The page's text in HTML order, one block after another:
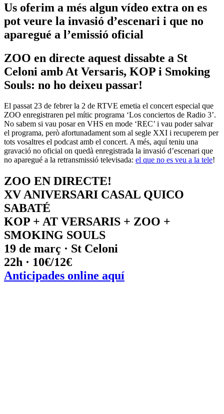
Us oferim a més algun vídeo extra on es
pot veure la invasió d’escenari i que no
aparegué a l’emissió oficial
ZOO en directe aquest dissabte a St
Celoni amb At Versaris, KOP i Smoking
Souls: no ho deixeu passar!
El passat 23 de febrer la 2 de RTVE emetia el concert especial que
ZOO enregistraren pel mític programa ‘Los conciertos de Radio 3’.
No sabem si vau posar en VHS en mode ‘REC’ i vau poder salvar
el programa, però afortunadament som al segle XXI i recuperem per
tots vosaltres el podcast amb el concert. A més, aquí teniu una
gravació no oficial on quedà enregistrada la invasió d’escenari que
no aparegué a la retransmissió televisada: el que no es veu a la tele!
ZOO EN DIRECTE!
XV ANIVERSARI CASAL QUICO
SABATÉ
KOP + AT VERSARIS + ZOO +
SMOKING SOULS
19 de març · St Celoni
22h · 10€/12€
Anticipades online aquí